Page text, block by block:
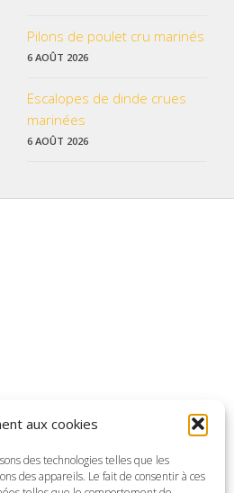
aux cookies
des technologies telles que les
des appareils. Le fait de consentir à ces
Pilons de poulet cru marinés
6 AOÛT 2026
Escalopes de dinde crues
marinées
6 AOÛT 2026
et les informations qui vous
informations.